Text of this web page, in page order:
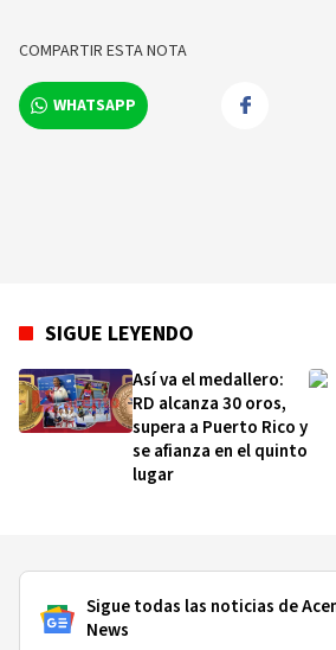
COMPARTIR ESTA NOTA
WHATSAPP
SIGUE LEYENDO
Así va el medallero:
RD alcanza 30 oros,
supera a Puerto Rico y
se afianza en el quinto
lugar
Sigue todas las noticias de
News